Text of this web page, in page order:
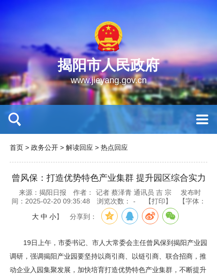
揭阳市人民政府
www.jieyang.gov.cn
首页 > 政务公开 > 解读回应 > 热点回应
曾风保：打造优势特色产业集群 提升园区综合实力
来源：揭阳日报 作者： 记者 蔡泽青 通讯员 吉 宗
发布时
间：2025-02-20 09:35:48
浏览次数： - 【打印】 【字体：
大 中 小】 分享到：
19日上午，市委书记、市人大常委会主任曾风保到揭阳产业园
调研，强调揭阳产业园要坚持以商引商、以链引商、联合招商，推
动企业入园集聚发展，加快培育打造优势特色产业集群，不断提升